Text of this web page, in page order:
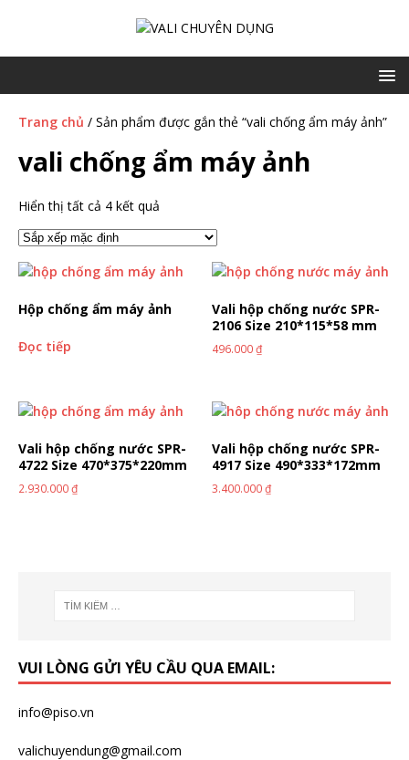
Trang chủ / Sản phẩm được gắn thẻ “vali chống ẩm máy ảnh”
vali chống ẩm máy ảnh
Hiển thị tất cả 4 kết quả
Hộp chống ẩm máy ảnh
Đọc tiếp
Vali hộp chống nước SPR-
2106 Size 210*115*58 mm
496.000₫
Vali hộp chống nước SPR-
4722 Size 470*375*220mm
2.930.000₫
Vali hộp chống nước SPR-
4917 Size 490*333*172mm
3.400.000₫
VUI LÒNG GỬI YÊU CẦU QUA EMAIL:
info@piso.vn
valichuyendung@gmail.com